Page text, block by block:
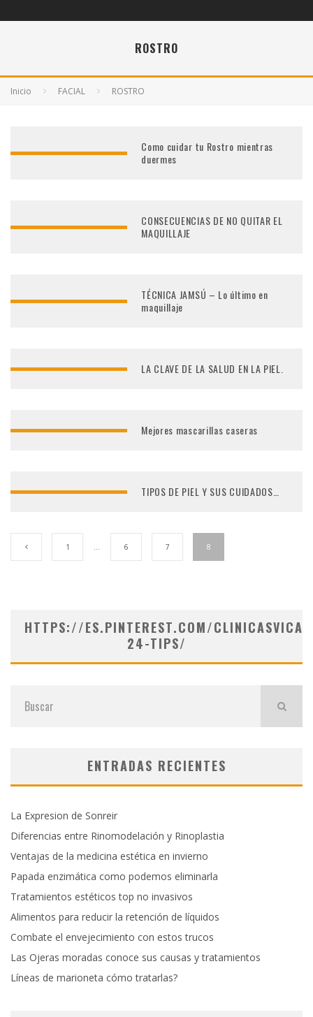
ROSTRO
Inicio FACIAL ROSTRO
Como cuidar tu Rostro mientras
duermes
CONSECUENCIAS DE NO QUITAR EL
MAQUILLAJE
TÉCNICA JAMSÚ – Lo último en
maquillaje
LA CLAVE DE LA SALUD EN LA PIEL.
Mejores mascarillas caseras
TIPOS DE PIEL Y SUS CUIDADOS…
1 … 6 7 8
HTTPS://ES.PINTEREST.COM/
24-TIPS/
ENTRADAS RECIENTES
La Expresion de Sonreir
Diferencias entre Rinomodelación y Rinoplastia
Ventajas de la medicina estética en invierno
Papada enzimática como podemos eliminarla
Tratamientos estéticos top no invasivos
Alimentos para reducir la retención de líquidos
Combate el envejecimiento con estos trucos
Las Ojeras moradas conoce sus causas y tratamientos
Líneas de marioneta cómo tratarlas?